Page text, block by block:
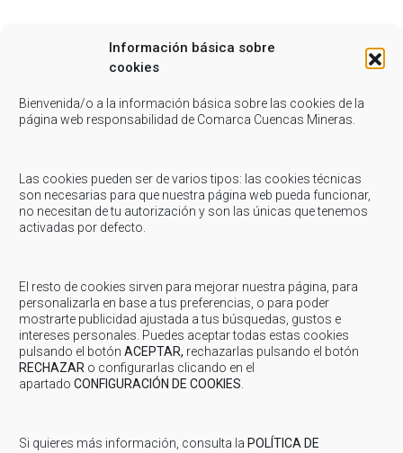
Información básica sobre
cookies
Bienvenida/o a la información básica sobre las cookies de la
página web responsabilidad de Comarca Cuencas Mineras.
Las cookies pueden ser de varios tipos: las cookies técnicas
son necesarias para que nuestra página web pueda funcionar,
no necesitan de tu autorización y son las únicas que tenemos
activadas por defecto.
El resto de cookies sirven para mejorar nuestra página, para
personalizarla en base a tus preferencias, o para poder
mostrarte publicidad ajustada a tus búsquedas, gustos e
intereses personales. Puedes aceptar todas estas cookies
pulsando el botón ACEPTAR, rechazarlas pulsando el botón
RECHAZAR o configurarlas clicando en el
apartado CONFIGURACIÓN DE COOKIES
Si quieres más información, consulta la POLÍTICA DE
Related Posts
Junio 1, 2021 Comarca
COMARCA: Contratación monitores semana
deportiva verano 2021
Mayo 13, 2024 Consumo
CONSUMO: Charla informativa «COMPRAS SEGURAS
POR INTERNET»
CONSUMO: Charla informativa «COMPRAS SEGURAS POR INTERNET»
El Departamento de Consumo de la Comarca de Cuencas Mineras ha